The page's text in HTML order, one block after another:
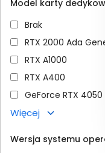
Model karty
BrakBrak
RTX 2000 Ada
RTX 2000 Ada
RTX A1000
RTX A1000
RTX A400
RTX A400
GeForce RTX 4050
GeForce RTX 4050
Więcej
Wersja systemu
Dodaj